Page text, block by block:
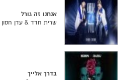
אנחנו זה גורל
שרית חדד & עדן חסון
בדרך אלייך